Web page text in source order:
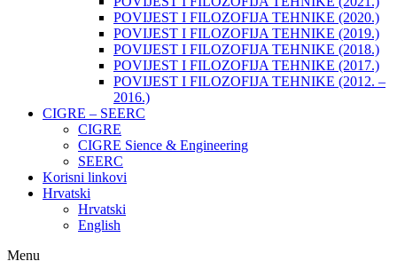
POVIJEST I FILOZOFIJA TEHNIKE (2020.)
POVIJEST I FILOZOFIJA TEHNIKE (2019.)
POVIJEST I FILOZOFIJA TEHNIKE (2018.)
POVIJEST I FILOZOFIJA TEHNIKE (2017.)
POVIJEST I FILOZOFIJA TEHNIKE (2012. –
2016.)
CIGRE – SEERC
CIGRE
CIGRE Sience & Engineering
SEERC
Korisni linkovi
Hrvatski
Hrvatski
English
Menu